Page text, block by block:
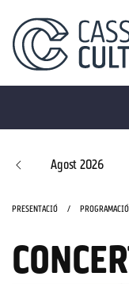
Agost 2026
PRESENTACIÓ PROGRAMACIÓ